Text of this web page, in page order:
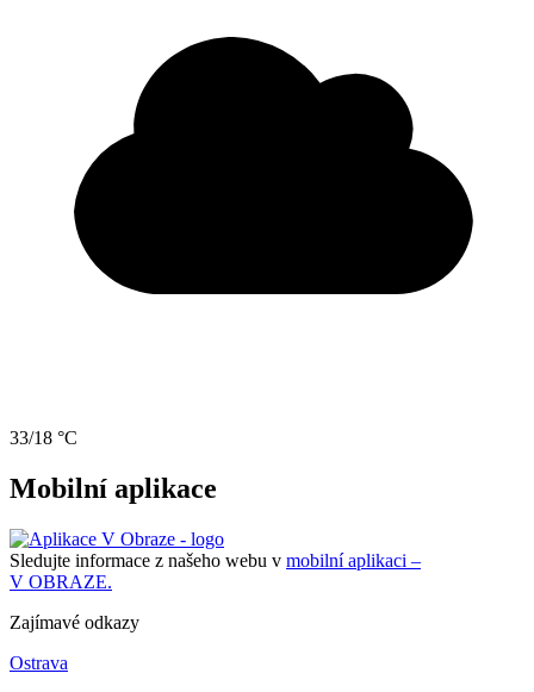
33/18 °C
Mobilní aplikace
Sledujte informace z našeho webu v mobilní aplikaci –
V OBRAZE.
Zajímavé odkazy
Ostrava